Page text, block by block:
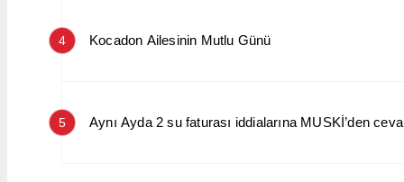
4 Kocadon Ailesinin Mutlu Günü
5 Aynı Ayda 2 su faturası iddialarına MUSKİ’den